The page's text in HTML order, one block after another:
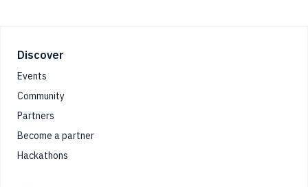
Footer
Discover
Events
Community
Partners
Become a partner
Hackathons